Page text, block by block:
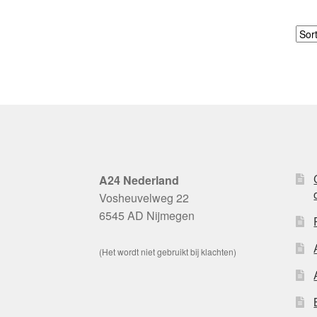
A24 Nederland
Vosheuvelweg 22
6545 AD Nijmegen
(Het wordt niet gebruikt bij klachten)